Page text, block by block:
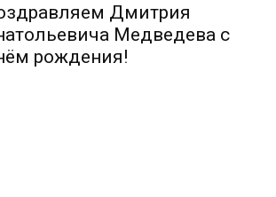
Дмитрия
Медведева с
рождения!